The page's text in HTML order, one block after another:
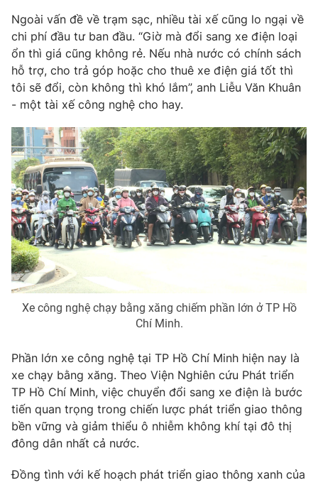
Giải sao mai
Làm đẹp
Chất lượng cuộc sống
Tuyển sinh
Học trực tuyến
Công nghệ
Hitech Công nghệ tương lai
Sản phẩm
Thị trường
Tư vấn
Giao lưu trực tuyến
Chuyên mục khác
Emagazine Podcast
Photo Infographic
Video
VTV Thể thao
VTV Sức khoẻ Bất động sản
Thị trường 24h Tấm lòng Việt
VTV4
Ngoài vấn đề về trạm sạc, nhiều tài xế cũng lo ngại về
chi phí đầu tư ban đầu. “Giờ mà đổi sang xe điện loại
ổn thì giá cũng không rẻ. Nếu nhà nước có chính sách
hỗ trợ, cho trả góp hoặc cho thuê xe điện giá tốt thì
tôi sẽ đổi, còn không thì khó lắm”, anh Liễu Văn Khuân
- một tài xế công nghệ cho hay.
Xe công nghệ chạy bằng xăng chiếm phần lớn ở TP Hồ
Chí Minh.
Phần lớn xe công nghệ tại TP Hồ Chí Minh hiện nay là
xe chạy bằng xăng. Theo Viện Nghiên cứu Phát triển
TP Hồ Chí Minh, việc chuyển đổi sang xe điện là bước
tiến quan trọng trong chiến lược phát triển giao thông
bền vững và giảm thiểu ô nhiễm không khí tại đô thị
đông dân nhất cả nước.
Đồng tình với kế hoạch phát triển giao thông xanh của